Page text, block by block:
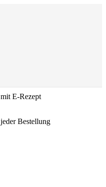
E-Rezept
Bestellung